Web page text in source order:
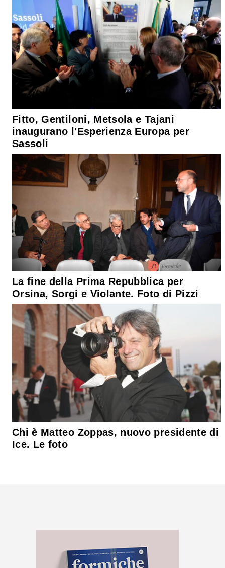
Fitto, Gentiloni, Metsola e Tajani
inaugurano l'Esperienza Europa per
Sassoli
La fine della Prima Repubblica per
Orsina, Sorgi e Violante. Foto di Pizzi
Chi è Matteo Zoppas, nuovo presidente di
Ice. Le foto